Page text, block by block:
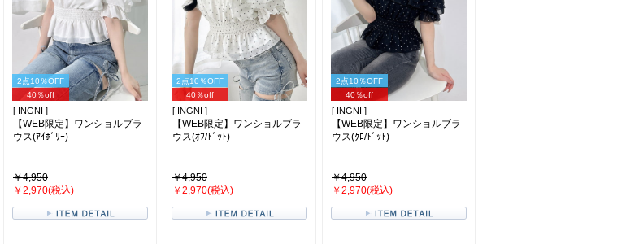
2点10％OFF
40％off
[ INGNI ]
【WEB限定】ワンショルブラ
ウス(ｱｲﾎﾞﾘｰ)
￥4,950
￥2,970(税込)
2点10％OFF
40％off
[ INGNI ]
【WEB限定】ワンショルブラ
ウス(ｵﾌ/ﾄﾞｯﾄ)
￥4,950
￥2,970(税込)
2点10％OFF
40％off
[ INGNI ]
【WEB限定】ワンショルブラ
ウス(ｸﾛ/ﾄﾞｯﾄ)
￥4,950
￥2,970(税込)